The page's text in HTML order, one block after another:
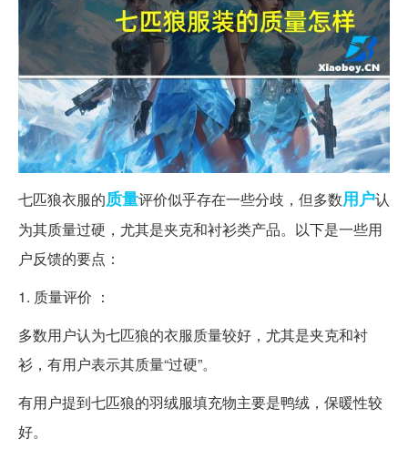
七匹狼衣服的质量评价似乎存在一些分歧，但多数用户认
为其质量过硬，尤其是夹克和衬衫类产品。以下是一些用
户反馈的要点：
1. 质量评价 ：
多数用户认为七匹狼的衣服质量较好，尤其是夹克和衬
衫，有用户表示其质量“过硬”。
有用户提到七匹狼的羽绒服填充物主要是鸭绒，保暖性较
好。